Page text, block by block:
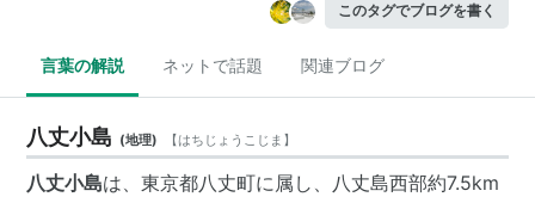
このタグでブログを書く
言葉の解説 ネットで話題 関連ブログ
八丈小島 (地理) 【はちじょうこじま 】
八丈小島は、東京都八丈町に属し、八丈島西部約7.5km